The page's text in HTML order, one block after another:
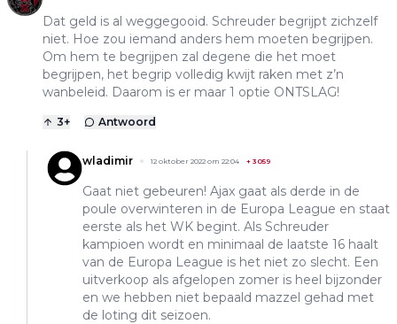
Dat geld is al weggegooid. Schreuder begrijpt zichzelf
niet. Hoe zou iemand anders hem moeten begrijpen.
Om hem te begrijpen zal degene die het moet
begrijpen, het begrip volledig kwijt raken met z’n
wanbeleid. Daarom is er maar 1 optie ONTSLAG!
3+ Antwoord
wladimir 12 oktober 2022 om 22:04 + 3059
Gaat niet gebeuren! Ajax gaat als derde in de
poule overwinteren in de Europa League en staat
eerste als het WK begint. Als Schreuder
kampioen wordt en minimaal de laatste 16 haalt
van de Europa League is het niet zo slecht. Een
uitverkoop als afgelopen zomer is heel bijzonder
en we hebben niet bepaald mazzel gehad met
de loting dit seizoen.